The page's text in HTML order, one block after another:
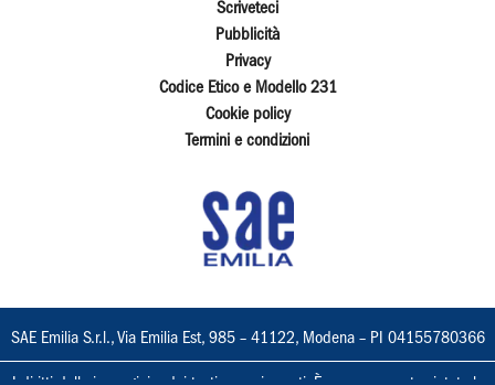
Scriveteci
Pubblicità
Privacy
Codice Etico e Modello 231
Cookie policy
Termini e condizioni
SAE Emilia S.r.l., Via Emilia Est, 985 – 41122, Modena – PI 04155780366